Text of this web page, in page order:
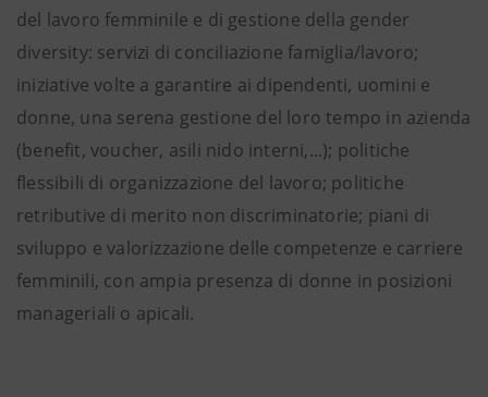
del lavoro femminile e di gestione della gender
diversity: servizi di conciliazione famiglia/lavoro;
iniziative volte a garantire ai dipendenti, uomini e
donne, una serena gestione del loro tempo in azienda
(benefit, voucher, asili nido interni,...); politiche
flessibili di organizzazione del lavoro; politiche
retributive di merito non discriminatorie; piani di
sviluppo e valorizzazione delle competenze e carriere
femminili, con ampia presenza di donne in posizioni
manageriali o apicali.